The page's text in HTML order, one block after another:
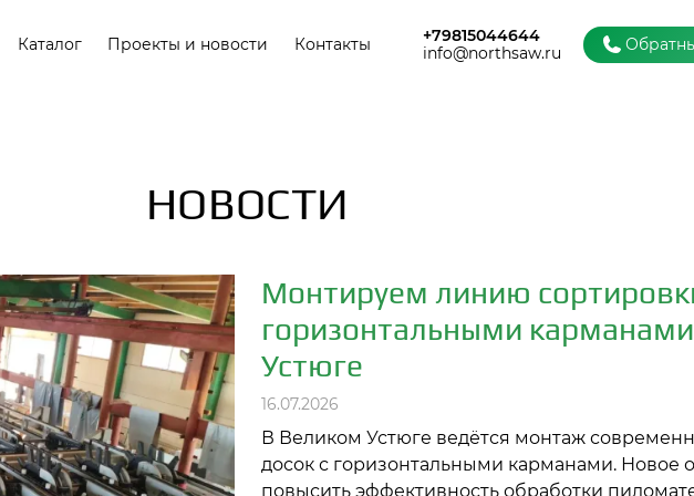
Каталог Проекты и новости Контакты +79815044644
info@northsaw.ru
НОВОСТИ
Монтируем линию
горизонтальными
Устюге
16.07.2026
В Великом Устюге ведётся монтаж
досок с горизонтальными карманами. Новое
повысить эффективность обработки